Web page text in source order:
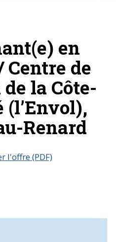
en
de
la Côte-
(l’Envol),
Renard
l'offre (PDF)